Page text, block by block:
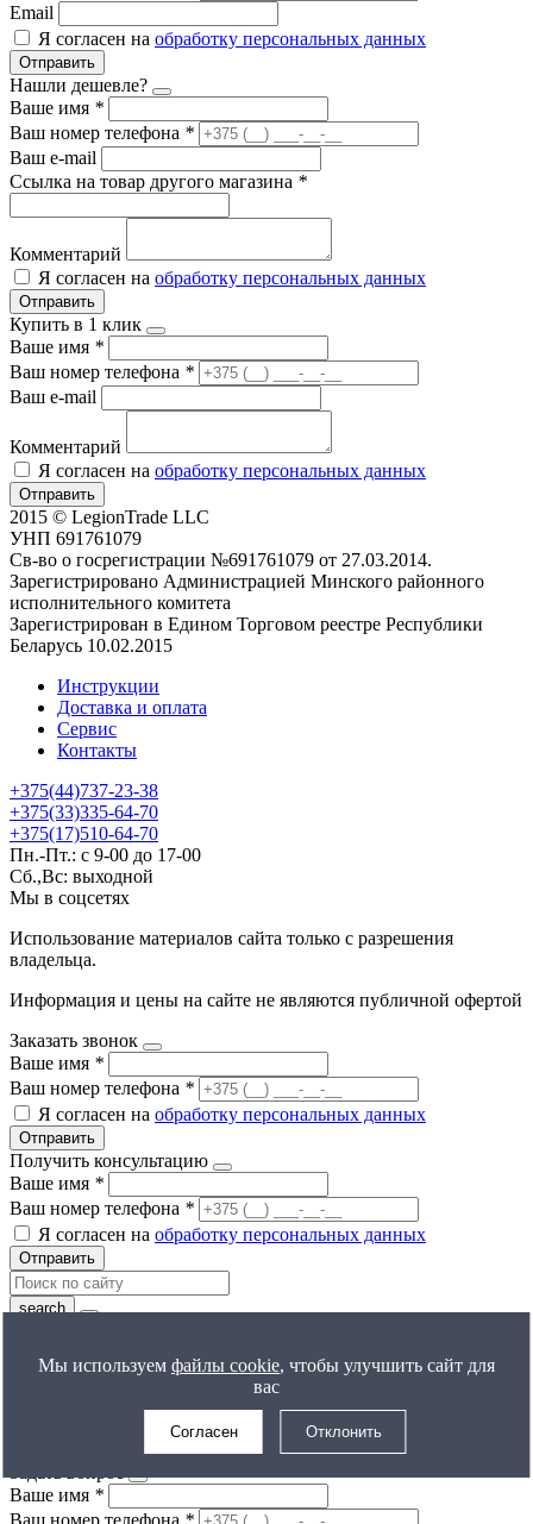
Email
Я согласен на обработку персональных данных
Отправить
Нашли дешевле?
Ваше имя *
Ваш номер телефона *
Ваш e-mail
Ссылка на товар другого магазина *
Комментарий
Я согласен на обработку персональных данных
Отправить
Купить в 1 клик
Ваше имя *
Ваш номер телефона *
Ваш e-mail
Комментарий
Я согласен на обработку персональных данных
Отправить
2015 © LegionTrade LLC
УНП 691761079
Св-во о госрегистрации №691761079 от 27.03.2014.
Зарегистрировано Администрацией Минского районного
исполнительного комитета
Зарегистрирован в Едином Торговом реестре Республики
Беларусь 10.02.2015
Инструкции
Доставка и оплата
Сервис
Контакты
+375(44)737-23-38
+375(33)335-64-70
+375(17)510-64-70
Пн.-Пт.: с 9-00 до 17-00
Сб.,Вс: выходной
Мы в соцсетях
Использование материалов сайта только с разрешения
владельца.
Информация и цены на сайте не являются публичной офертой
Заказать звонок
Ваше имя *
Ваш номер телефона *
Я согласен на обработку персональных данных
Отправить
Получить консультацию
Ваше имя *
Ваш номер телефона *
Я согласен на обработку персональных данных
Отправить
Ваше имя*
обработку персональных данных
Ваше имя *
Ваш номер телефона *
Мы используем файлы cookie, чтобы улучшить сайт для
вас
Согласен Отклонить